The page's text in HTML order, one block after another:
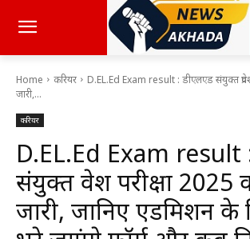
Home करियर
D.EL.Ed Exam result : डीएलएड संयुक्त
जारी,...
करियर
D.EL.Ed Exam result
संयुक्त प्रवेश परीक्षा 2025
जारी, जानिए एडमिशन